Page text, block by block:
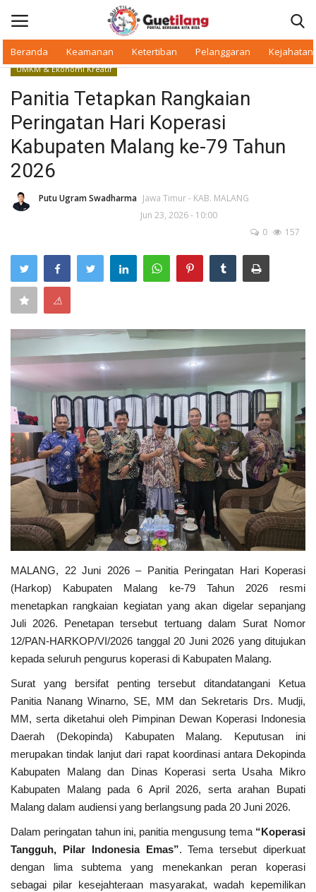
Beranda Keamanan Ketertiban Pelanggaran Kejahatan
Beranda
Daerah
Makan Bergizi
Pelanggaran
Ketertiban
Keamanan
Kejahatan
Cybers Event
UMKM & Ekonomi Kreatif
Pekerja Migran Indonesia
Ekonomi
Informasi Journalism
Olahraga
Kesehatan
Layanan Publik
Perempuan/Anak
UMKM & Ekonomi Kreatif
Panitia Tetapkan Rangkaian
Peringatan Hari Koperasi
Kabupaten Malang ke-79 Tahun
2026
Putu Ugram Swadharma Jawa Timur - KAB. MALANG
Jun 23, 2026 - 10:00
0
157
⚠
MALANG, 22 Juni 2026 – Panitia Peringatan Hari Koperasi
(Harkop) Kabupaten Malang ke-79 Tahun 2026 resmi
menetapkan rangkaian kegiatan yang akan digelar sepanjang
Juli 2026. Penetapan tersebut tertuang dalam Surat Nomor
12/PAN-HARKOP/VI/2026 tanggal 20 Juni 2026 yang ditujukan
kepada seluruh pengurus koperasi di Kabupaten Malang.
Surat yang bersifat penting tersebut ditandatangani Ketua
Panitia Nanang Winarno, SE, MM dan Sekretaris Drs. Mudji,
MM, serta diketahui oleh Pimpinan Dewan Koperasi Indonesia
Daerah (Dekopinda) Kabupaten Malang. Keputusan ini
merupakan tindak lanjut dari rapat koordinasi antara Dekopinda
Kabupaten Malang dan Dinas Koperasi serta Usaha Mikro
Kabupaten Malang pada 6 April 2026, serta arahan Bupati
Malang dalam audiensi yang berlangsung pada 20 Juni 2026.
Dalam peringatan tahun ini, panitia mengusung tema “Koperasi
Tangguh, Pilar Indonesia Emas”. Tema tersebut diperkuat
dengan lima subtema yang menekankan peran koperasi
sebagai pilar kesejahteraan masyarakat, wadah kepemilikan